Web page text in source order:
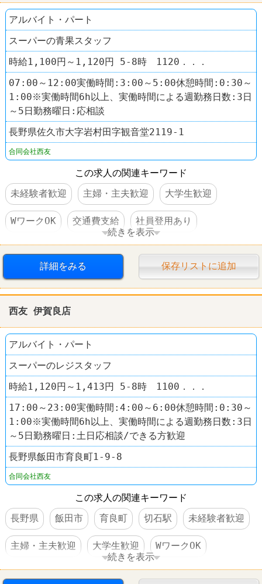
アルバイト・パート
スーパーの青果スタッフ
時給1,100円～1,120円 5-8時 1120．．．
07:00～12:00実働時間:3:00～5:00休憩時間:0:30～
1:00※実働時間6h以上、実働時間による週勤務日数:3日
～5日勤務曜日:応相談
長野県佐久市大字岩村田字観音堂2119-1
合同会社西友
この求人の関連キーワード
未経験者歓迎
主婦・主夫歓迎 大学生歓迎
WワークOK 交通費支給 社員登用あり
車・バイク通勤可 スーパー 西友(SEIYU)
続きを表示
詳細をみる 保存リストに追加
西友 伊賀良店
アルバイト・パート
スーパーのレジスタッフ
時給1,120円～1,413円 5-8時 1100．．．
17:00～23:00実働時間:4:00～6:00休憩時間:0:30～
1:00※実働時間6h以上、実働時間による週勤務日数:3日
～5日勤務曜日:土日応相談/できる方歓迎
長野県飯田市育良町1-9-8
合同会社西友
この求人の関連キーワード
長野県
飯田市 育良町 切石駅 未経験者歓迎
主婦・主夫歓迎 大学生歓迎 WワークOK
交通費支給 社員登用あり 車・バイク通勤可
続きを表示